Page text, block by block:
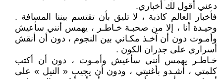
دعني أقول لك أخباري.
فأخبار العالم كاذبة ، لا تليق بأن تقتسم بيننا المسافة .
وحيـدة أنا ، إلا من صحبـة خـاطـر ، يهمس أنني سأعيش
وأمـوت دون أن آخـذ مكـاني بين النجوم ، دون أن أنقش
أسراري على جدران الكون .
خـاطـر يهمس أنني سأعيش وأمـوت ، دون أن أكتب
كلمتي ، أشـدو بأغنيتي ، ودون أن يجيب « النيل » على